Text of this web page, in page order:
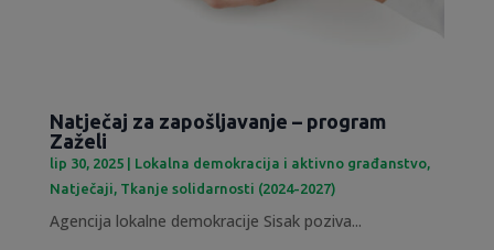
Natječaj za zapošljavanje – program
Zaželi
lip 30, 2025| Lokalna demokracija i aktivno građanstvo,
Natječaji, Tkanje solidarnosti (2024-2027)
Agencija lokalne demokracije Sisak poziva...